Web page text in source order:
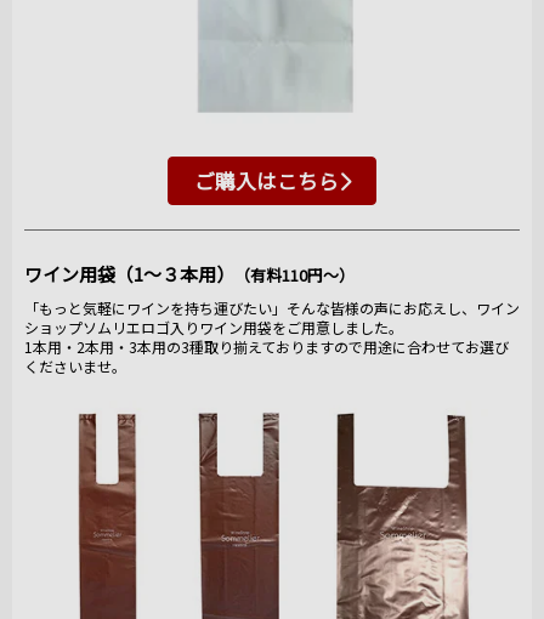
ご購入はこちら
ワイン用袋（1～３本用） （有料110円～）
「もっと気軽にワインを持ち運びたい」そんな皆様の声にお応えし、ワイン
ショップソムリエロゴ入りワイン用袋をご用意しました。
1本用・2本用・3本用の3種取り揃えておりますので用途に合わせてお選び
くださいませ。